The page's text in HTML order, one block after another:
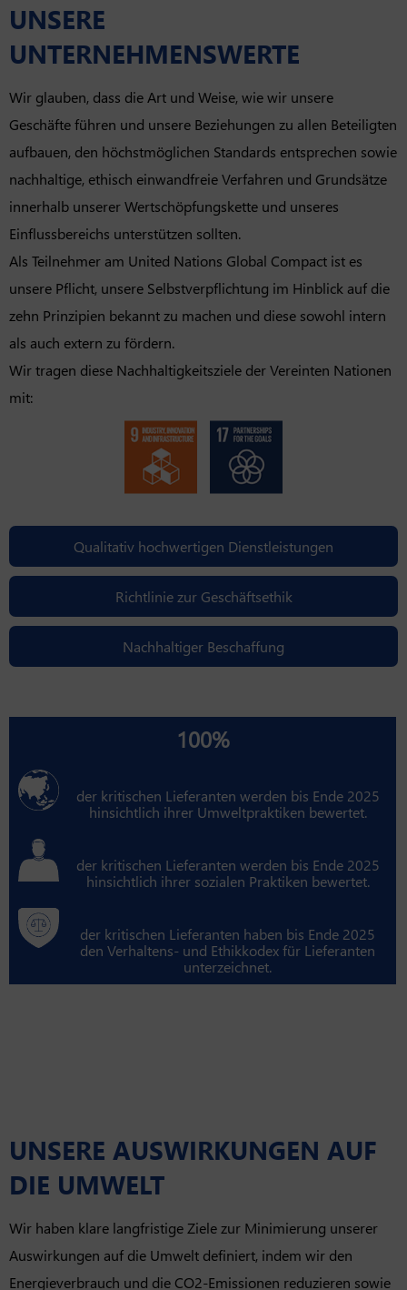
UNSERE
UNTERNEHMENSWERTE
Wir glauben, dass die Art und Weise, wie wir unsere
Geschäfte führen und unsere Beziehungen zu allen Beteiligten
aufbauen, den höchstmöglichen Standards entsprechen sowie
nachhaltige, ethisch einwandfreie Verfahren und Grundsätze
innerhalb unserer Wertschöpfungskette und unseres
Einflussbereichs unterstützen sollten.
Als Teilnehmer am United Nations Global Compact ist es
unsere Pflicht, unsere Selbstverpflichtung im Hinblick auf die
zehn Prinzipien bekannt zu machen und diese sowohl intern
als auch extern zu fördern.
Wir tragen diese Nachhaltigkeitsziele der Vereinten Nationen
mit:
Qualitativ hochwertigen Dienstleistungen
Richtlinie zur Geschäftsethik
Nachhaltiger Beschaffung
100%
der kritischen Lieferanten werden bis Ende 2025
hinsichtlich ihrer Umweltpraktiken bewertet.
der kritischen Lieferanten werden bis Ende 2025
hinsichtlich ihrer sozialen Praktiken bewertet.
der kritischen Lieferanten haben bis Ende 2025
den Verhaltens- und Ethikkodex für Lieferanten
unterzeichnet.
UNSERE AUSWIRKUNGEN AUF
DIE UMWELT
Wir haben klare langfristige Ziele zur Minimierung unserer
Auswirkungen auf die Umwelt definiert, indem wir den
Energieverbrauch und die CO2-Emissionen reduzieren sowie